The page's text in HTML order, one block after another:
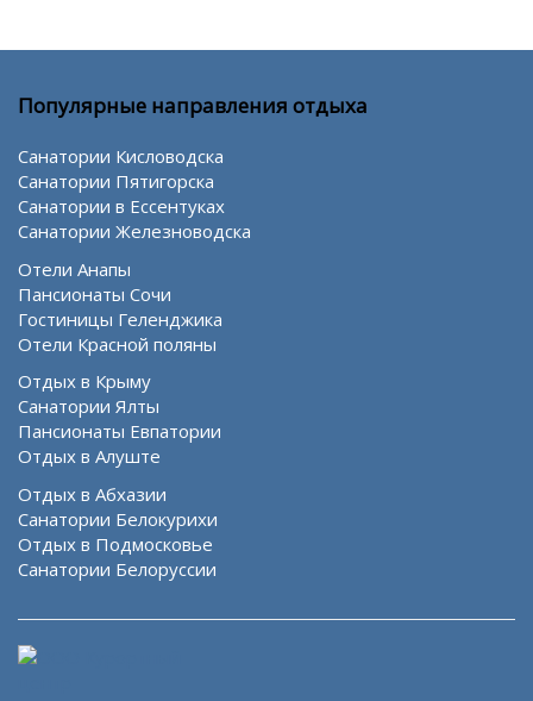
Популярные направления отдыха
Санатории Кисловодска
Санатории Пятигорска
Санатории в Ессентуках
Санатории Железноводска
Отели Анапы
Пансионаты Сочи
Гостиницы Геленджика
Отели Красной поляны
Отдых в Крыму
Санатории Ялты
Пансионаты Евпатории
Отдых в Алуште
Отдых в Абхазии
Санатории Белокурихи
Отдых в Подмосковье
Санатории Белоруссии